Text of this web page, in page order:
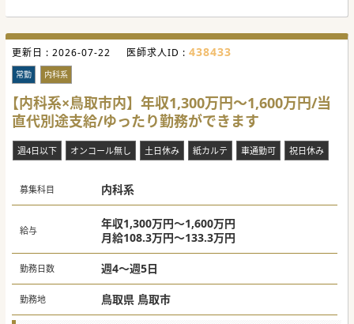
更新日 : 2026-07-22 医師求人ID : 438433
常勤 内科系
【内科系×鳥取市内】年収1,300万円～1,600万円/当
直代別途支給/ゆったり勤務ができます
週4日以下 オンコール無し 土日休み 紙カルテ 車通勤可 祝日休み
募集科目 内科系
給与
年収1,300万円～1,600万円
月給108.3万円～133.3万円
勤務日数 週4～週5日
勤務地 鳥取県 鳥取市